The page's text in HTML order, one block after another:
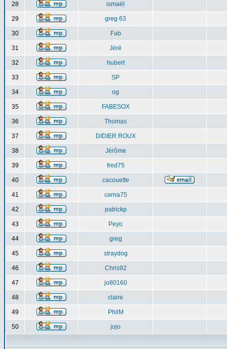
28 ismaël
29 greg 63
30 Fab
31 Jéré
32 hubert
33 SP
34 og
35 FABESOX
36 Thomas
37 DIDIER ROUX
38 Jérôme
39 fred75
40 cacouette
41 carna75
42 patrickp
43 Peyo
44 greg
45 straydog
46 Chris92
47 jo80160
48 claire
49 PhilM
50 jojo